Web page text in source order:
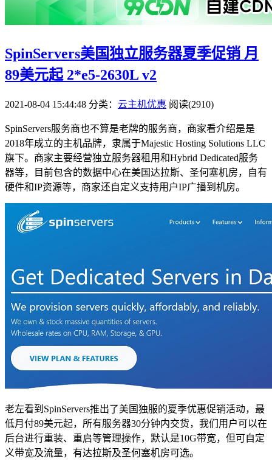
SpinServers美国独立服务器夏季促销 月
89美元起 2*e5-2630L v2
2021-08-04 15:44:48 分类： 云主机优惠 阅读(2910)
SpinServers服务商也不算是老牌的服务商，商家看介绍是是
2018年成立的主机品牌，隶属于Majestic Hosting Solutions LLC
旗下。商家主要经营独立服务器租用和Hybrid Dedicated服务
器等，目前包含的数据中心在美国达拉斯、圣何塞机房，自有
硬件和IP资源等，商家还自定义支持用户IP广播到机房。
老左看到SpinServers推出了美国独服的夏季优惠促销活动，最
低月付89美元起，所有服务器30分钟内交货，我们用户可以在
后台进行重装、重启等管理操作，默认是10G带宽，但可自定
义带宽及流量，有达拉斯及圣何塞机房可选。